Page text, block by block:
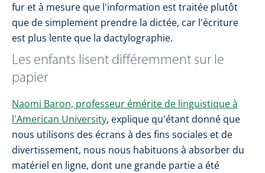
fur et à mesure que l'information est traitée plutôt
que de simplement prendre la dictée, car l'écriture
est plus lente que la dactylographie.
Les enfants lisent différemment sur le
papier
Naomi Baron, professeur émérite de linguistique à
l'American University, explique qu'étant donné que
nous utilisons des écrans à des fins sociales et de
divertissement, nous nous habituons à absorber du
matériel en ligne, dont une grande partie a été